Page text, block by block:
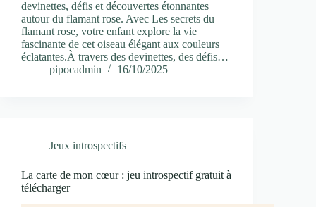
devinettes, défis et découvertes étonnantes
autour du flamant rose. Avec Les secrets du
flamant rose, votre enfant explore la vie
fascinante de cet oiseau élégant aux couleurs
éclatantes.À travers des devinettes, des défis…
pipocadmin
16/10/2025
Jeux introspectifs
La carte de mon cœur : jeu introspectif gratuit à
télécharger